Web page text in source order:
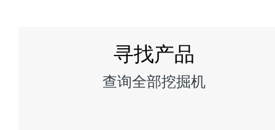
寻找产品
查询全部挖掘机